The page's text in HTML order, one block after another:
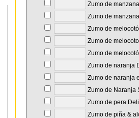
Zumo de
Zumo de
Zumo de
Zumo de
Zumo de
Zumo de naranja
Zumo de naranja
Zumo de Naranja
Zumo de pera
Zumo de piña &